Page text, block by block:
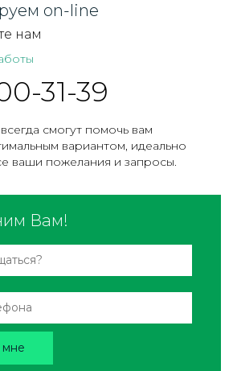
on-line
нам
31-39
смогут помочь вам
вариантом, идеально
ваши пожелания и запросы.
Вам!
мне